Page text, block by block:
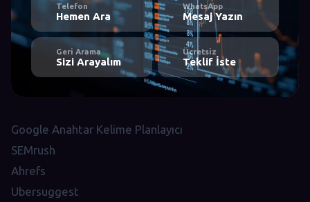
Telefon
Hemen Ara
WhatsApp
Mesaj Yazın
Geri Arama
Sizi Arayalım
Ücretsiz
Teklif İste
Google Anahtar Kelime Planlayıcı
SEMrush
Ahrefs
Ubersuggest